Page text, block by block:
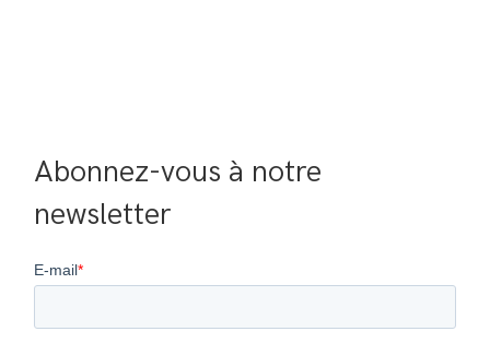
Abonnez-vous à notre
newsletter